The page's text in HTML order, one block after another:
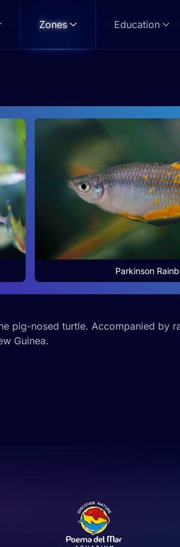
el tráfico. Además, compartimos
partners de redes sociales, publicidad
que les haya proporcionado
Zones Education
Parkinson
pig-nosed turtle. Accompanied
Guinea.